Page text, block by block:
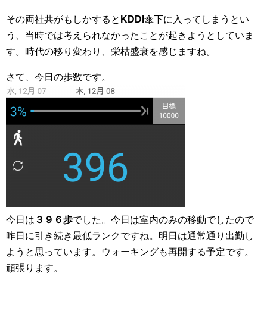
その両社共がもしかすると KDDI 傘下に入ってしまうとい
う、当時では考えられなかったことが起きようとしていま
す。時代の移り変わり、栄枯盛衰を感じますね。
さて、今日の歩数です。
今日は ３９６歩でした。今日は室内のみの移動でしたので
昨日に引き続き最低ランクですね。明日は通常通り出勤し
ようと思っています。ウォーキングも再開する予定です。
頑張ります。